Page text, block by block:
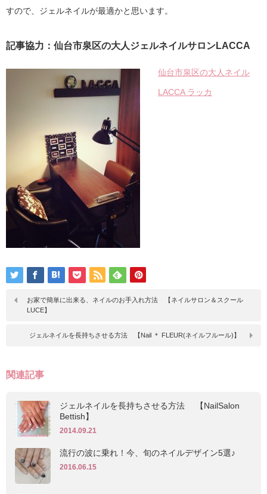
すので、ジェルネイルが最適かと思います。
記事協力：仙台市泉区の大人ジェルネイルサロンLACCA
仙台市泉区の大人ネイル
LACCA ラッカ
お家で簡単に出来る、ネイルのお手入れ方法 【ネイルサロン＆スクール
LUCE】
ジェルネイルを長持ちさせる方法 【Nail ＊ FLEUR(ネイルフルール)】
関連記事
ジェルネイルを長持ちさせる方法 【NailSalon
Bettish】
2014.09.21
流行の波に乗れ！今、旬のネイルデザイン5選♪
2016.06.15